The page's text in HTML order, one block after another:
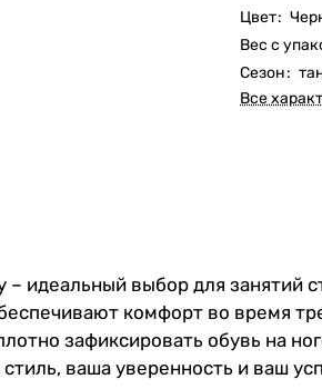
Цвет:
Вес с
Сезон:
Все
идеальный выбор для занятий
комфорт во время
зафиксировать обувь на
ваша уверенность и ваш